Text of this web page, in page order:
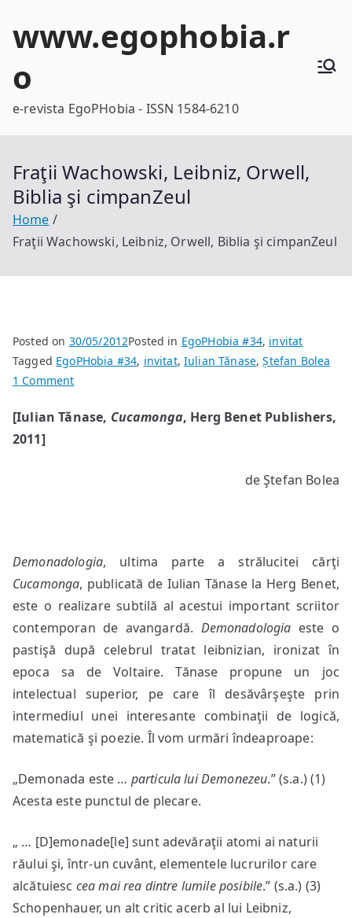
www.egophobia.r
o
e-revista EgoPHobia - ISSN 1584-6210
Fraţii Wachowski, Leibniz, Orwell,
Biblia şi cimpanZeul
Home
Fraţii Wachowski, Leibniz, Orwell, Biblia şi cimpanZeul
Posted on 30/05/2012Posted in EgoPHobia #34, invitat
Tagged EgoPHobia #34, invitat, Iulian Tănase,Ștefan Bolea
1 Commenton
Wachowski,
[Iulian Tănase, Cucamonga, Herg Benet Publishers,
2011]
de Ştefan Bolea
Demonadologia, ultima parte a strălucitei cărţi
Cucamonga, publicată de Iulian Tănase la Herg Benet,
este o realizare subtilă al acestui important scriitor
contemporan de avangardă. Demonadologia este o
pastişă după celebrul tratat leibnizian, ironizat în
epoca sa de Voltaire. Tănase propune un joc
intelectual superior, pe care îl desăvârşeşte prin
intermediul unei interesante combinaţii de logică,
matematică şi poezie. Îl vom urmări îndeaproape:
„Demonada este … particula lui Demonezeu.” (s.a.) (1)
Acesta este punctul de plecare.
„ … [D]emonade[le] sunt adevăraţii atomi ai naturii
răului şi, într-un cuvânt, elementele lucrurilor care
alcătuiesc cea mai rea dintre lumile posibile.” (s.a.) (3)
Schopenhauer, un alt critic acerb al lui Leibniz,